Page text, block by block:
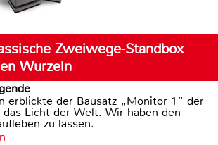
Zweiwege-Standbox
Wurzeln
erblickte der Bausatz „Monitor 1“ der
das Licht der Welt. Wir haben den
zu lassen.